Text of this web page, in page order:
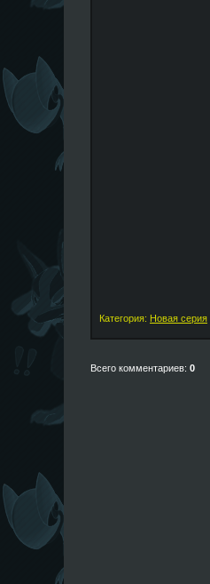
Категория: Новая серия
Всего комментариев: 0